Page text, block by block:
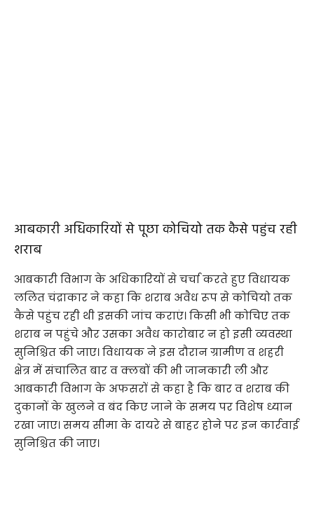
आबकारी अधिकारियों से पूछा कोचियो तक कैसे पहुंच रही
शराब
आबकारी विभाग के अधिकारियों से चर्चा करते हुए विधायक
ललित चंद्राकार ने कहा कि शराब अवैध रूप से कोचियो तक
कैसे पहुंच रही थी इसकी जांच कराएं। किसी भी कोचिए तक
शराब न पहुंचे और उसका अवैध कारोबार न हो इसी व्यवस्था
सुनिश्चित की जाए। विधायक ने इस दौरान ग्रामीण व शहरी
क्षेत्र में संचालित बार व क्लबों की भी जानकारी ली और
आबकारी विभाग के अफसरों से कहा है कि बार व शराब की
दुकानों के खुलने व बंद किए जाने के समय पर विशेष ध्यान
रखा जाए। समय सीमा के दायरे से बाहर होने पर इन कार्रवाई
सुनिश्चित की जाए।